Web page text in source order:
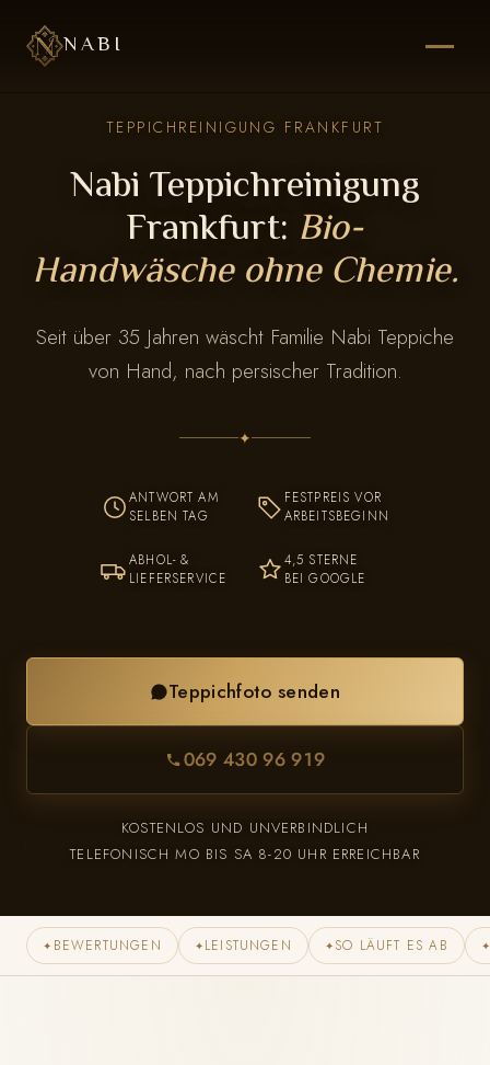
NABI
TEPPICHREINIGUNG FRANKFURT
Nabi Teppichreinigung
Frankfurt: Bio-
Handwäsche ohne Chemie.
Seit über 35 Jahren wäscht Familie Nabi Teppiche
von Hand, nach persischer Tradition.
✦
ANTWORT AM
SELBEN TAG
FESTPREIS VOR
ARBEITSBEGINN
ABHOL- &
LIEFERSERVICE
4,5 STERNE
BEI GOOGLE
Teppichfoto senden
069 430 96 919
KOSTENLOS UND UNVERBINDLICH
TELEFONISCH MO BIS SA 8-20 UHR ERREICHBAR
✦ BEWERTUNGEN ✦ LEISTUNGEN ✦ SO LÄUFT ES AB ✦